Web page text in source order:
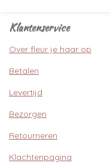
Klantenservice
Over fleur je haar op
Betalen
Levertijd
Bezorgen
Retourneren
Klachtenpagina